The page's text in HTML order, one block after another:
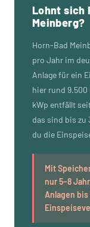
Lohnt sich
Meinberg?
Horn-Bad
pro Jahr im
Anlage für ein
hier rund 9.500
kWp entfällt
das sind bis zu
du die
Mit
nur 5–8
Anlagen